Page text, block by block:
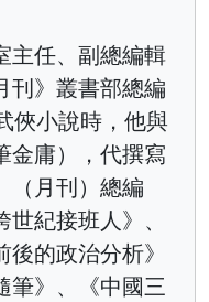
主任、副總編輯
刊》叢書部總編
俠小說時，他與
金庸），代撰寫
（月刊）總編
紀接班人》、
後的政治分析》
筆》、《中國三